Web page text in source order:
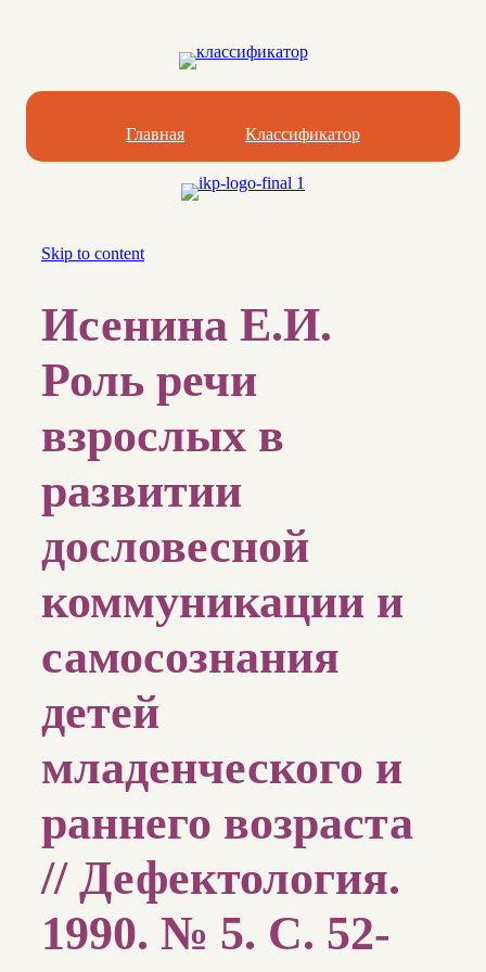
Главная Классификатор
Skip to content
Исенина Е.И.
Роль речи
взрослых в
развитии
дословесной
коммуникации и
самосознания
детей
младенческого и
раннего возраста
// Дефектология.
1990. № 5. С. 52-